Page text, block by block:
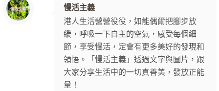
慢活主義
港人生活營營役役，如能偶爾把腳步放
緩，呼吸一下自主的空氣，感受每個細
節，享受慢活，定會有更多美好的發現和
領悟。「慢活主義」透過文字與圖片，跟
大家分享生活中的一切真善美，發放正能
量！